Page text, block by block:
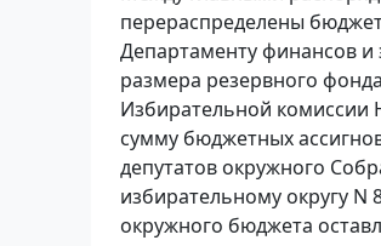
перераспределены
Департаменту финансов
размера резервного
Избирательной комиссии
сумму бюджетных
депутатов окружного
избирательному округу
окружного бюджета